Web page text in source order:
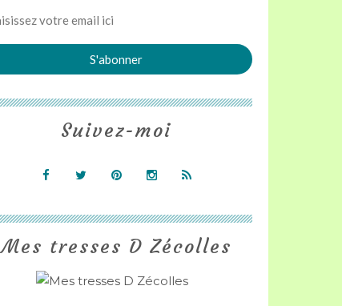
Mes tresses D Zécolles
Suivez-moi